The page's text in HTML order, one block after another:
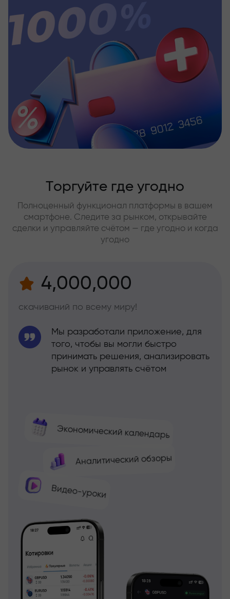
Торгуйте где угодно
Полноценный функционал платформы в вашем
смартфоне. Следите за рынком, открывайте
сделки и управляйте счётом — где угодно и когда
угодно
4,000,000
скачиваний по всему миру!
Экономический календарь
Аналитический обзоры
Видео-уроки
Мы разработали приложение, для
того, чтобы вы могли быстро
принимать решения, анализировать
рынок и управлять счётом